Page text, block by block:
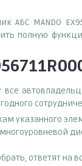
MANDO
полную
все
указанного
ответят на